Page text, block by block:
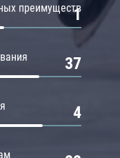
преимуществ
1
37
4